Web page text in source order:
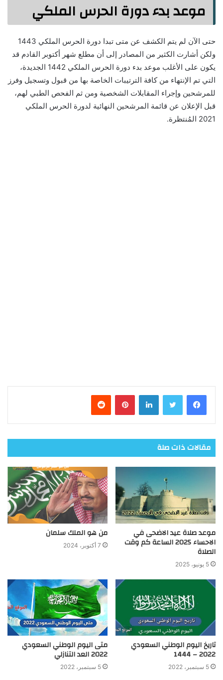
موعد بدء دورة الحرس الملكي
حتى الآن لم يتم الكشف عن متى تبدا دورة الحرس الملكي 1443
ولكن أشارت الكثير من المصادر إلى أن مطلع شهر أكتوبر القادم قد
يكون على الأغلب موعد بدء دورة الحرس الملكي 1442 الجديدة،
التي تم الإنتهاء من كافة الترتيبات الخاصة بها من قبول وتسجيل وفرز
للمرشحين وإجراء المقابلات الشخصية ومن ثم الفحص الطبي لهم،
قبل الإعلان عن قائمة المرشحين النهائية لدورة الحرس الملكي
2021 المُنتظرة.
فيسبوك تويتر لينكدإن بينتيريست
مقالات ذات صلة
موعد صلاة عيد الاضحى في
الاحساء 2025 الساعة كم وقت
الصلاة
5 يونيو، 2025
من هو الملك سلمان
7 أكتوبر، 2024
تاريخ اليوم الوطني السعودي
2022 – 1444
5 سبتمبر، 2022
متى اليوم الوطني السعودي
2022 العد التنازلي
5 سبتمبر، 2022